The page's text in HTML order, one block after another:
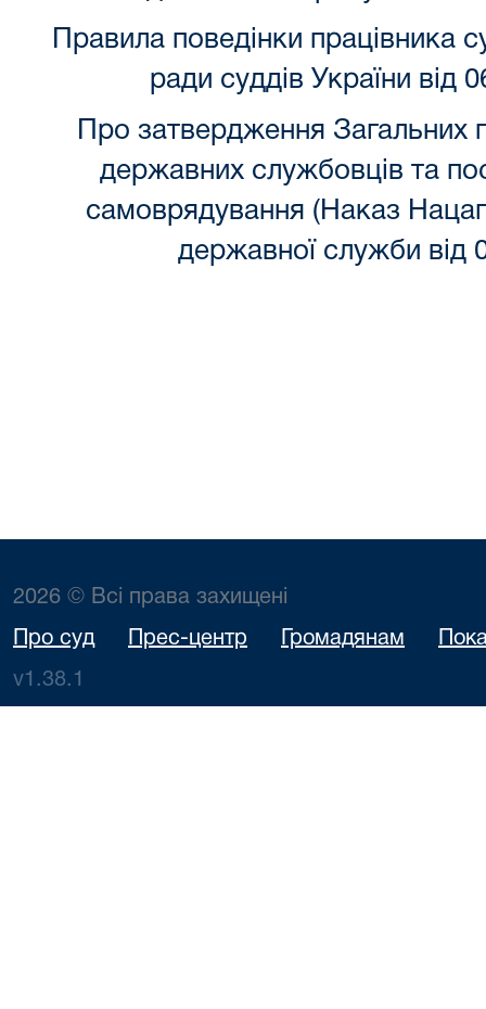
Правила поведінки працівника
ради суддів України від
Про затвердження Загальних
державних службовців та
самоврядування (Наказ
державної служби від
2026 © Всі права захищені
Про суд Прес-центр Громадянам
v1.38.1